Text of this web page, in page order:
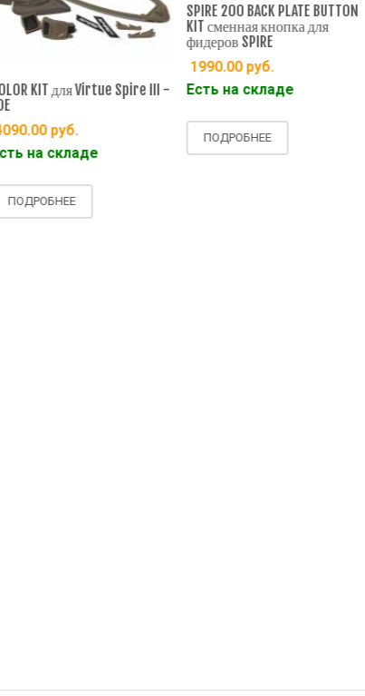
KIT для Virtue Spire III -
руб.
складе
SPIRE 200 BACK PLATE BUTTON
KIT сменная кнопка для
фидеров SPIRE
1990.00руб.
Есть на складе
ПОДРОБНЕЕ